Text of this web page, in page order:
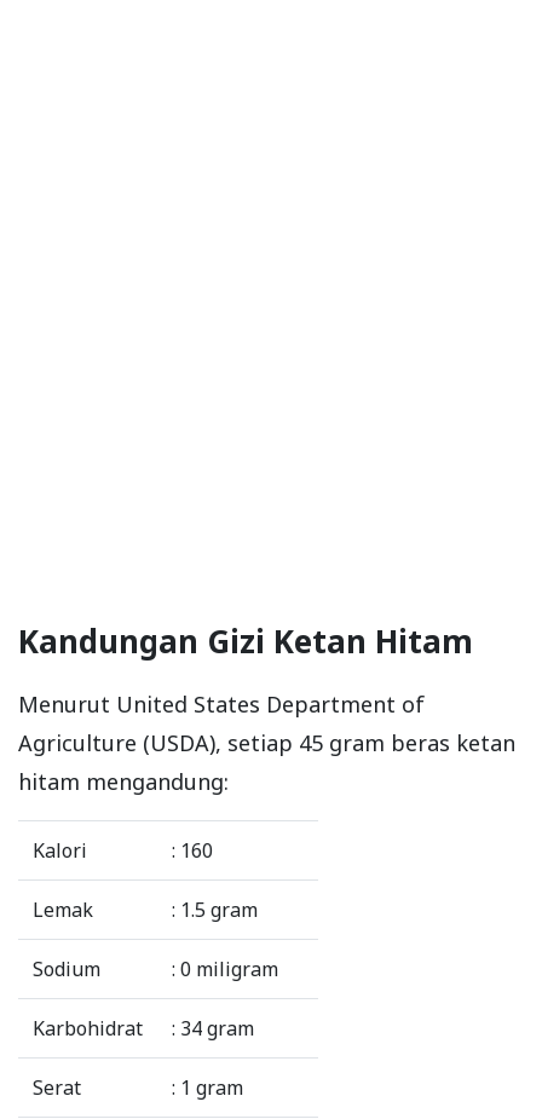
Kandungan Gizi Ketan Hitam
Menurut United States Department of
Agriculture (USDA), setiap 45 gram beras ketan
hitam mengandung:
Kalori : 160
Lemak : 1.5 gram
Sodium : 0 miligram
Karbohidrat : 34 gram
Serat : 1 gram